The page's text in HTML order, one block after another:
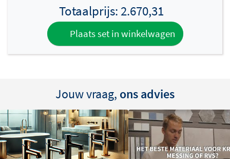
Totaalprijs: 2.670,31
Plaats set in winkelwagen
Jouw vraag, ons advies